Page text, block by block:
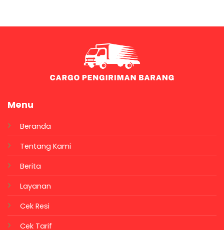
Menu
Beranda
Tentang Kami
Berita
Layanan
Cek Resi
Cek Tarif